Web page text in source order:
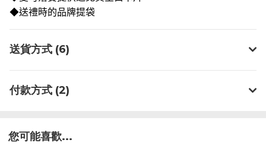
◆送禮時的品牌提袋
送貨方式 (6)
付款方式 (2)
您可能喜歡...